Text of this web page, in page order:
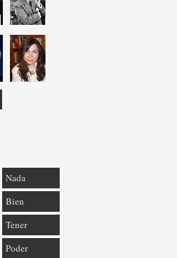
Nada
Bien
Tener
Poder